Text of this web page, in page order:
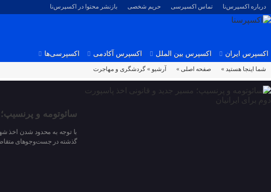
درباره اکسپرس‌نا تماس اکسپرسی حریم شخصی بازنشر محتوا در اکسپرس‌نا
اکسپرس ایران اکسپرس بین الملل اکسپرس آکادمی اکسپرسی‌ها
شما اینجا هستید » صفحه اصلی » آرشیو » گردشگری و مهاجرت
سائوتومه و
با توجه به محدود شدن اخذ
گذشته در جست‌وجوهای